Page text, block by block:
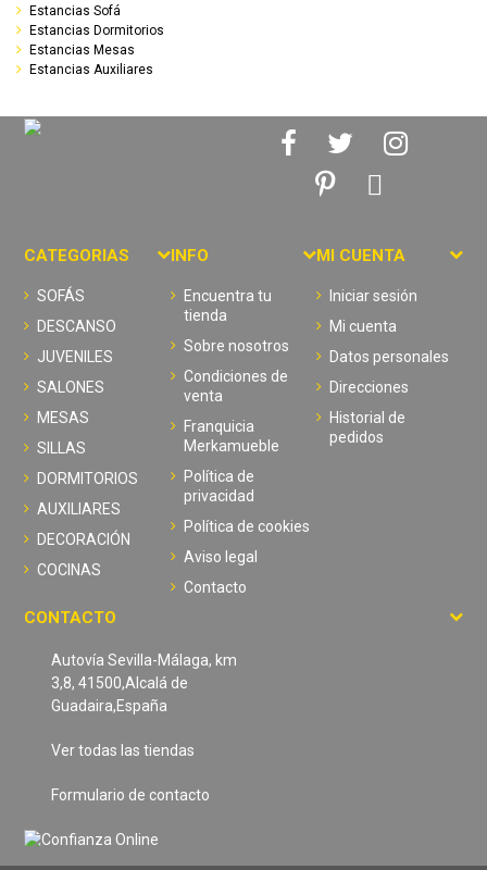
Estancias Sofá
Estancias Dormitorios
Estancias Mesas
Estancias Auxiliares
CATEGORIAS
SOFÁS
DESCANSO
JUVENILES
SALONES
MESAS
SILLAS
DORMITORIOS
AUXILIARES
DECORACIÓN
COCINAS
INFO
Encuentra tu
tienda
Sobre nosotros
Condiciones de
venta
Franquicia
Merkamueble
Política de
privacidad
Política de cookies
Aviso legal
Contacto
MI CUENTA
Iniciar sesión
Mi cuenta
Datos personales
Direcciones
Historial de
pedidos
CONTACTO
Autovía Sevilla-Málaga, km
3,8, 41500,Alcalá de
Guadaira,España
Ver todas las tiendas
Formulario de contacto